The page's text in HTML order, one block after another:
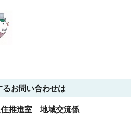
るお問い合わせは
住推進室 地域交流係